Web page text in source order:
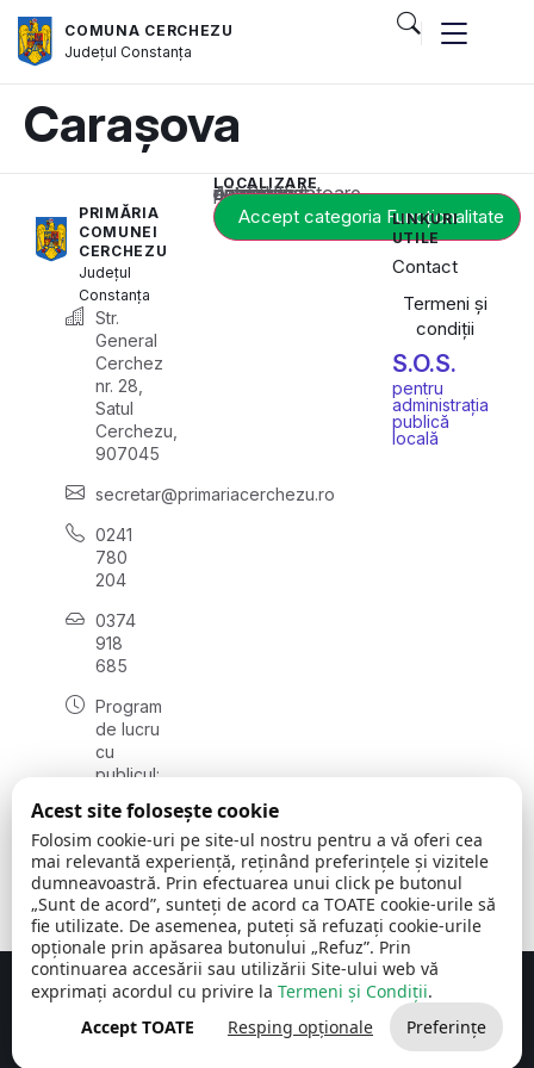
COMUNA CERCHEZU
JudețulConstanța
Carașova
PRIMĂRIA
COMUNEI
CERCHEZU
Județul
Constanța
Str.
General
Cerchez
nr. 28,
Satul
Cerchezu,
907045
secretar@primariacerchezu.ro
0241
780
204
0374
918
685
Program
de lucru
cu
publicul:
08:00 -
16:30
, vineri:
08:00 -
14:00
LOCALIZARE
Acest conținut este blocat până când acceptați categoria corespunzătoare de cookie-uri.
Accept categoria Funcționalitate
LINKURI
UTILE
Contact
Termeni și
condiții
S.O.S.
pentru
administrația
publică
locală
Comuna Cerchezu © 2026Toate drepturile rezervate
Concept realizat de Big Media Relații Publice SRL
Acest site folosește cookie
Folosim cookie-uri pe site-ul nostru pentru a vă oferi cea
mai relevantă experiență, reținând preferințele și vizitele
dumneavoastră. Prin efectuarea unui click pe butonul
„Sunt de acord”, sunteți de acord ca TOATE cookie-urile să
fie utilizate. De asemenea, puteți să refuzați cookie-urile
opționale prin apăsarea butonului „Refuz”. Prin
continuarea accesării sau utilizării Site-ului web vă
exprimați acordul cu privire la Termeni și Condiții.
Accept TOATE
Resping opționale Preferințe